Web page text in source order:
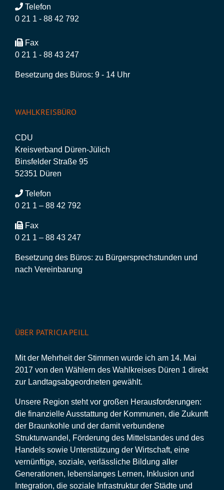
Telefon
0 21 1 - 88 42 792
Fax
0 21 1 - 88 43 247
Besetzung des Büros: 9 - 14 Uhr
WAHLKREISBÜRO
CDU
Kreisverband Düren-Jülich
Binsfelder Straße 95
52351 Düren
Telefon
0 21 1 – 88 42 792
Fax
0 21 1 – 88 43 247
Besetzung des Büros: zu Bürgersprechstunden und
nach Vereinbarung
ÜBER PATRICIA PEILL
Mit der Mehrheit der Stimmen wurde ich am 14. Mai
2017 von den Wählern des Wahlkreises Düren 1 direkt
zur Landtagsabgeordneten gewählt.
Unsere Region steht vor großen Herausforderungen:
die finanzielle Ausstattung der Kommunen, die Zukunft
der Braunkohle und der damit verbundene
Strukturwandel, Förderung des Mittelstandes und des
Handels sowie Unterstützung der Wirtschaft, eine
vernünftige, soziale, verlässliche Bildung aller
Generationen, lebenslanges Lernen, Inklusion und
Integration, die soziale Infrastruktur der Städte und